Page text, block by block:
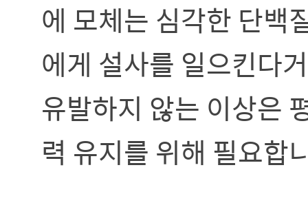
에 모체는 심각한 단백
에게 설사를 일으킨다
유발하지 않는 이상은
력 유지를 위해 필요합